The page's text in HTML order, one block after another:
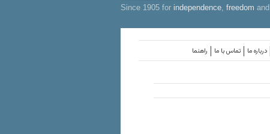
Since 1905 for independence freedom and
راهنما تماس با ما درباره ما